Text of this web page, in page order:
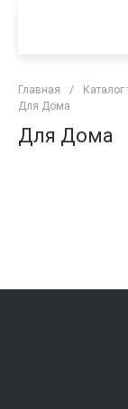
Главная / Каталог
Для Дома
Для Дома